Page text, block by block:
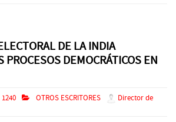
DE LA INDIA
PROCESOS DEMOCRÁTICOS EN
1240 OTROS ESCRITORES
Director de